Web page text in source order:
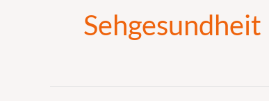
Sehgesundheit